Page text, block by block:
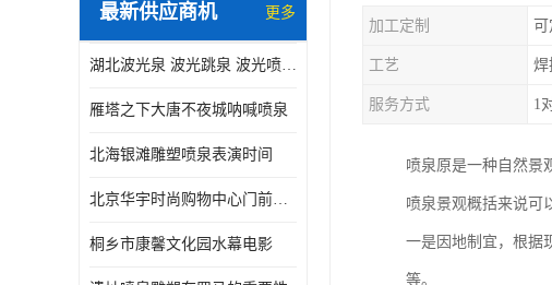
珍珠泉
最新供应商机 更多
湖北波光泉 波光跳泉 波光喷泉设备厂家
雁塔之下大唐不夜城呐喊喷泉
北海银滩雕塑喷泉表演时间
北京华宇时尚购物中心门前喷泉 精度高
桐乡市康馨文化园水幕电影
加工定制 可
工艺 焊
服务方式 1
喷泉原是一种自然景
喷泉景观概括来说可
一是因地制宜，根据
等。